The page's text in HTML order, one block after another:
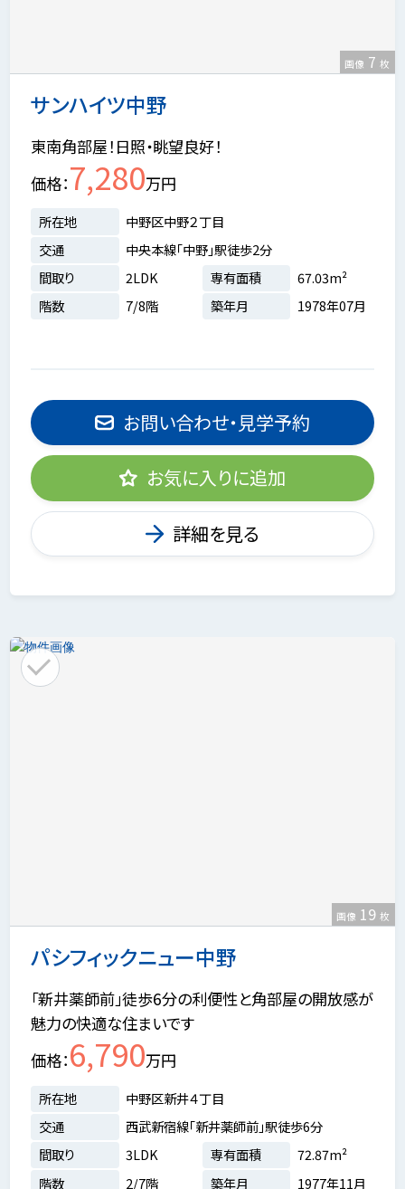
サンハイツ中野
画像 7 枚
東南角部屋！日照・眺望良好！
価格 7,280万円
所在地
中野区中野２丁目
交通
中央本線「中野」駅徒歩2分
間取り
2LDK 専有面積
67.03m²
階数
7/8階 築年月 1978年07月
お問い合わせ・見学予約
お気に入りに追加
詳細を見る
パシフィックニュー中野
画像 19 枚
「新井薬師前」徒歩6分の利便性と角部屋の開放感が
魅力の快適な住まいです
価格 6,790万円
所在地
中野区新井４丁目
交通
西武新宿線「新井薬師前」駅徒歩6分
間取り
3LDK 専有面積
72.87m²
階数
2/7階 築年月 1977年11月